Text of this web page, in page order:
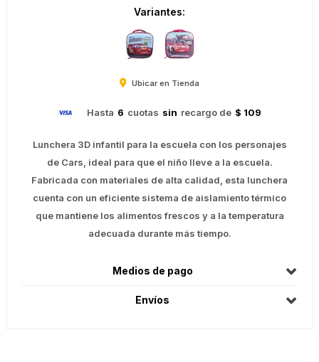
Variantes:
Ubicar en Tienda
Hasta 6 cuotas sin recargo de $ 109
Lunchera 3D infantil para la escuela con los personajes
de Cars, ideal para que el niño lleve a la escuela.
Fabricada con materiales de alta calidad, esta lunchera
cuenta con un eficiente sistema de aislamiento térmico
que mantiene los alimentos frescos y a la temperatura
adecuada durante más tiempo.
Medios de pago
Envíos